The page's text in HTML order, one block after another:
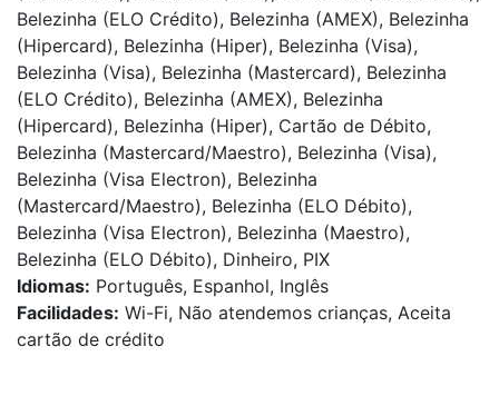
Belezinha (ELO Crédito), Belezinha (AMEX), Belezinha
(Hipercard), Belezinha (Hiper), Belezinha (Visa),
Belezinha (Visa), Belezinha (Mastercard), Belezinha
(ELO Crédito), Belezinha (AMEX), Belezinha
(Hipercard), Belezinha (Hiper), Cartão de Débito,
Belezinha (Mastercard/Maestro), Belezinha (Visa),
Belezinha (Visa Electron), Belezinha
(Mastercard/Maestro), Belezinha (ELO Débito),
Belezinha (Visa Electron), Belezinha (Maestro),
Belezinha (ELO Débito), Dinheiro, PIX
Idiomas: Português, Espanhol, Inglês
Facilidades: Wi-Fi, Não atendemos crianças, Aceita
cartão de crédito